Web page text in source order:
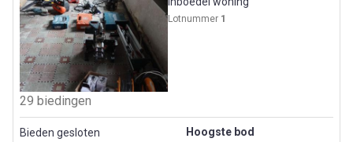
Lotnummer 1
29 biedingen
Bieden gesloten Hoogste bod